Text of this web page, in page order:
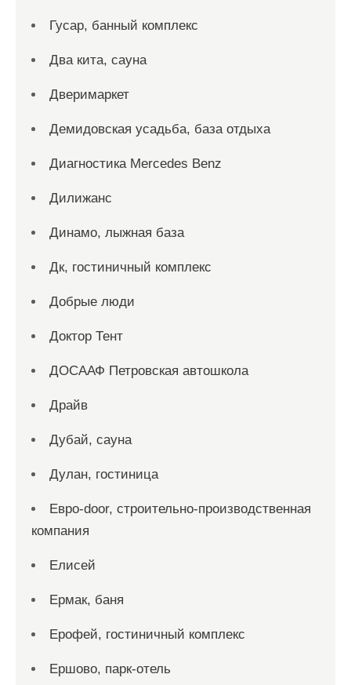
Гусар, банный комплекс
Два кита, сауна
Дверимаркет
Демидовская усадьба, база отдыха
Диагностика Mercedes Benz
Дилижанс
Динамо, лыжная база
Дк, гостиничный комплекс
Добрые люди
Доктор Тент
ДОСААФ Петровская автошкола
Драйв
Дубай, сауна
Дулан, гостиница
Евро-door, строительно-производственная
компания
Елисей
Ермак, баня
Ерофей, гостиничный комплекс
Ершово, парк-отель